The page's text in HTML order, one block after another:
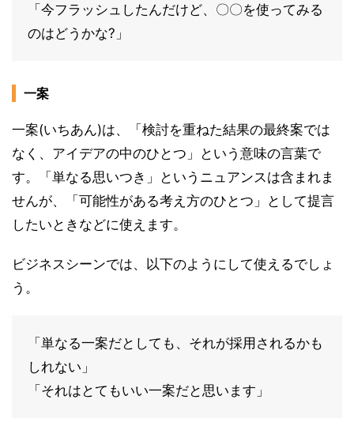
「今フラッシュしたんだけど、〇〇を使ってみる
のはどうかな?」
一案
一案(いちあん)は、「検討を重ねた結果の最終案では
なく、アイデアの中のひとつ」という意味の言葉で
す。「単なる思いつき」というニュアンスは含まれま
せんが、「可能性がある考え方のひとつ」として提言
したいときなどに使えます。
ビジネスシーンでは、以下のようにして使えるでしょ
う。
「単なる一案だとしても、それが採用されるかも
しれない」
「それはとてもいい一案だと思います」